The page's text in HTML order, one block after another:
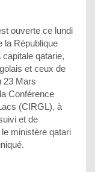
ouverte ce lundi
la République
qatarie,
et ceux de
23 Mars
Conférence
(CIRGL), à
et de
ministère qatari